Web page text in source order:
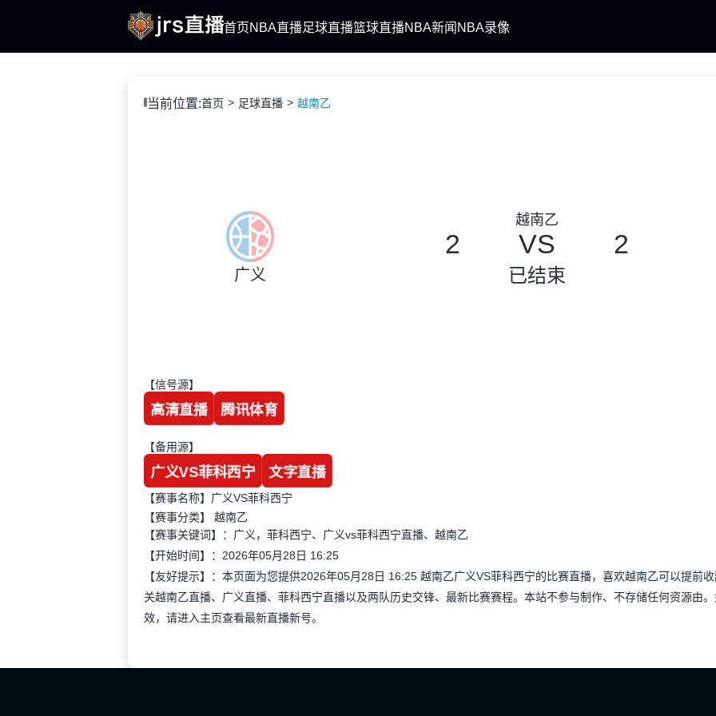
首页NBA直播足球直播篮球直播NBA新闻 NBA录像
当前位置:首页 足球直播 越南乙
广义
越南乙
2 VS 2
已结束
【信号源】
高清直播 腾讯体育
【备用源】
广义VS菲科西宁 文字直播
【赛事名称】广义VS菲科西宁
【赛事分类】 越南乙
【赛事关键词】：广义，菲科西宁、广义vs菲科西宁直播、越南乙
【开始时间】：2026年05月28日 16:25
【友好提示】：本页面为您提供2026年05月28日 16:25 越南乙广义VS菲科西宁的比赛直播，喜欢越南乙可以提前
关越南乙直播、广义直播、菲科西宁直播以及两队历史交锋、最新比赛赛程。本站不参与制作、不存储任何资源由
效，请进入主页查看最新直播新号。